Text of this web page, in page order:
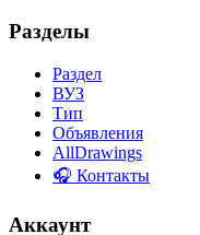
Разделы
Раздел
ВУЗ
Тип
Объявления
AllDrawings
🎧 Контакты
Аккаунт